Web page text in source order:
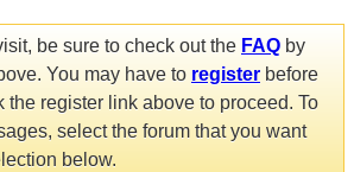
be sure to check out the FAQ by
You may have to register before
the register link above to proceed. To
select the forum that you want
below.